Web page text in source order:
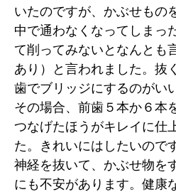
グ
併
用
し
て
治
療
で
き
ま
す
いたのですが、かぶせもの
中で通わなくなってしまっ
て削ってみないとなんとも
あり）と言われました。抜
歯でブリッジにするのがい
その場合、前歯５本か６本
つなげたほうがキレイに仕
た。きれいにはしたいので
神経を抜いて、かぶせ物を
にも不安があります。健康